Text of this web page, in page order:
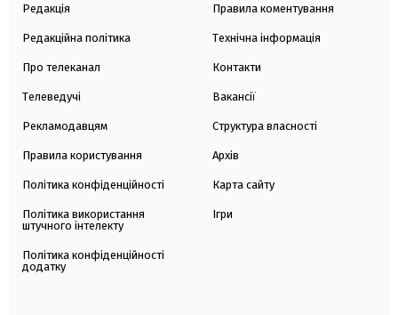
Редакція
Редакційна політика
Про телеканал
Телеведучі
Рекламодавцям
Правила користування
Політика конфіденційності
Політика використання
штучного інтелекту
Політика конфіденційності
додатку
Правила коментування
Технічна інформація
Контакти
Вакансії
Структура власності
Архів
Карта сайту
Ігри